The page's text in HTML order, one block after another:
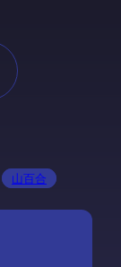
山百合